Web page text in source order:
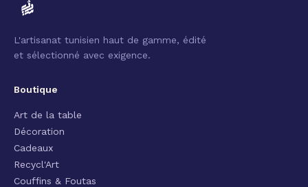
L'artisanat tunisien haut de gamme, édité
et sélectionné avec exigence.
Boutique
Art de la table
Décoration
Cadeaux
Recycl'Art
Couffins & Foutas